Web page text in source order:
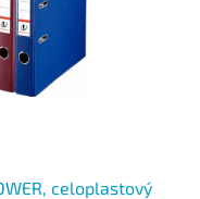
celoplastový